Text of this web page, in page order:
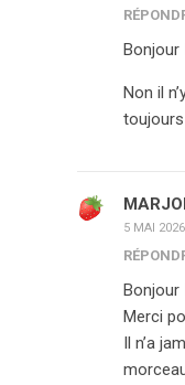
Bonjour
Non il
5 MAI
Bonjour
Merci
Il n’a